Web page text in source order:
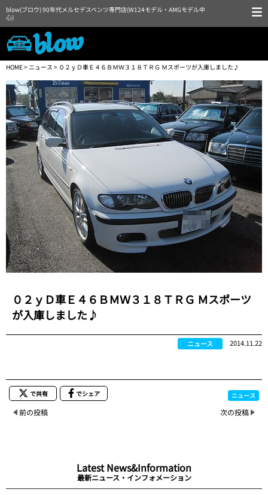
blow(ブロウ) 90年代メルセデスベンツ専門店(W124モデル・AMGモデル中
心)
HOME> ニュース > ０２ｙＤ車Ｅ４６ＢＭＷ３１８ＴＲＧ Ｍスポーツが入庫しました♪
０２ｙＤ車Ｅ４６ＢＭＷ３１８ＴＲＧ Ｍスポーツ
が入庫しました♪
ニュース 2014.11.22
で共有 でシェア ニュース
前の投稿 次の投稿
Latest News&Information
最新ニュース・インフォメーション